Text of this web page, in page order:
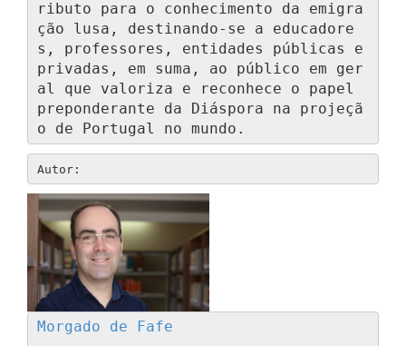
ributo para o conhecimento da emigra
ção lusa, destinando-se a educadore
s, professores, entidades públicas e
privadas, em suma, ao público em ger
al que valoriza e reconhece o papel
preponderante da Diáspora na projeçã
o de Portugal no mundo.
Autor:
Morgado de Fafe